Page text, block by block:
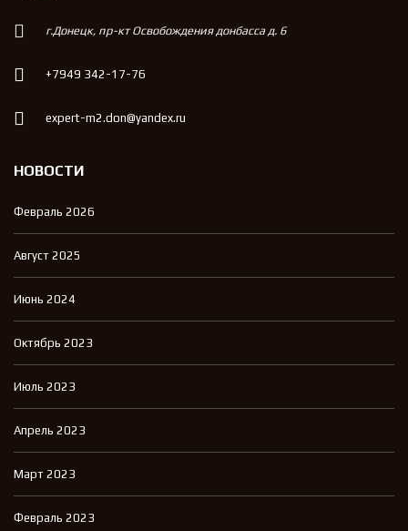
г.Донецк, пр-кт Освобождения донбасса д. 6
+7949 342-17-76
expert-m2.don@yandex.ru
НОВОСТИ
Февраль 2026
Август 2025
Июнь 2024
Октябрь 2023
Июль 2023
Апрель 2023
Март 2023
Февраль 2023